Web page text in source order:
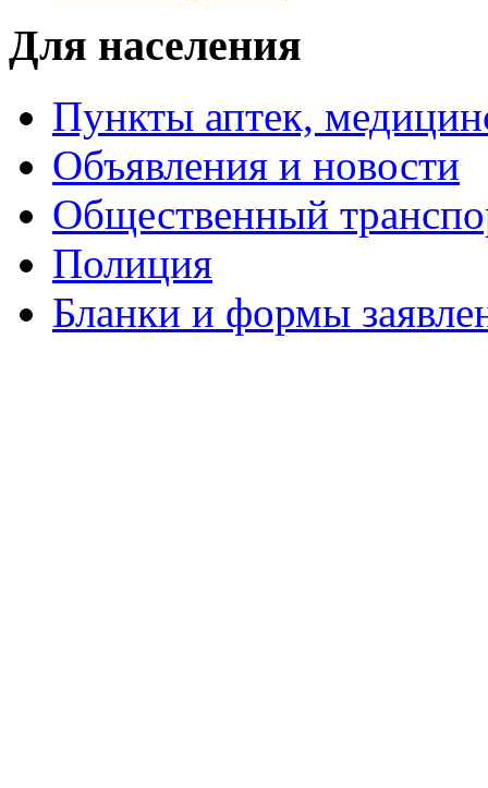
Для населения
Пункты аптек,
Объявления и новости
Общественный
Полиция
Бланки и формы